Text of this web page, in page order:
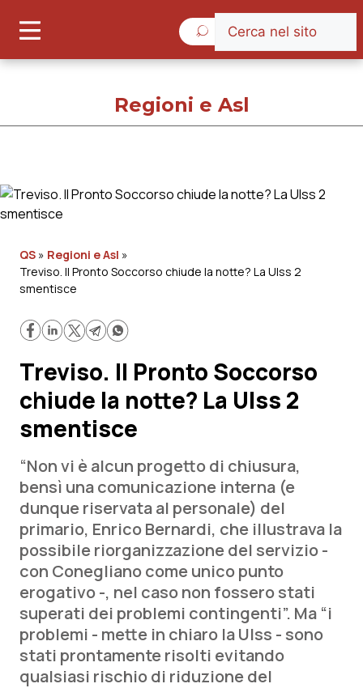
Giovedì 6 Agosto 2026
Governo e Parlamento
Regioni e Asl
Lavoro e Professioni
Scienza e Farmaci
Studi e Analisi
Lettere al direttore
Edizioni Regionali
QS Pro
Professionisti Sanitari.AI
Abruzzo
QS Pro Gold
Regioni e Asl
QS » Regioni e Asl »
Treviso. Il Pronto Soccorso chiude la notte? La Ulss 2
smentisce
Treviso. Il Pronto Soccorso
chiude la notte? La Ulss 2
smentisce
“Non vi è alcun progetto di chiusura,
bensì una comunicazione interna (e
dunque riservata al personale) del
primario, Enrico Bernardi, che illustrava la
possibile riorganizzazione del servizio -
con Conegliano come unico punto
erogativo -, nel caso non fossero stati
superati dei problemi contingenti”. Ma “i
problemi - mette in chiaro la Ulss - sono
stati prontamente risolti evitando
qualsiasi rischio di riduzione del